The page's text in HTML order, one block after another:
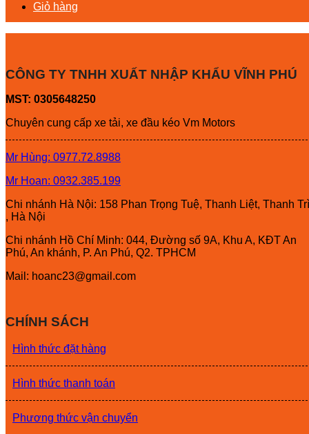
Giỏ hàng
CÔNG TY TNHH XUẤT NHẬP KHẨU VĨNH PHÚ
MST: 0305648250
Chuyên cung cấp xe tải, xe đầu kéo Vm Motors
Mr Hùng: 0977.72.8988
Mr Hoan: 0932.385.199
Chi nhánh Hà Nội: 158 Phan Trọng Tuệ, Thanh Liệt, Thanh Trì
, Hà Nội
Chi nhánh Hồ Chí Minh: 044, Đường số 9A, Khu A, KĐT An
Phú, An khánh, P. An Phú, Q2. TPHCM
Mail: hoanc23@gmail.com
CHÍNH SÁCH
Hình thức đặt hàng
Hình thức thanh toán
Phương thức vận chuyển